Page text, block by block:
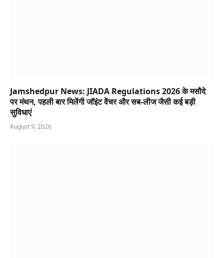
Jamshedpur News: JIADA Regulations 2026 के मसौदे
पर मंथन, पहली बार मिलेंगी जॉइंट वेंचर और सब-लीज जैसी कई बड़ी
सुविधाएं
August 9, 2026